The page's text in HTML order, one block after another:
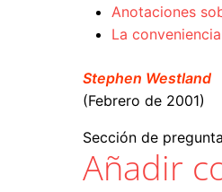
Anotaciones
La
Stephen Westland
(Febrero de 2001)
Sección de
Añadir